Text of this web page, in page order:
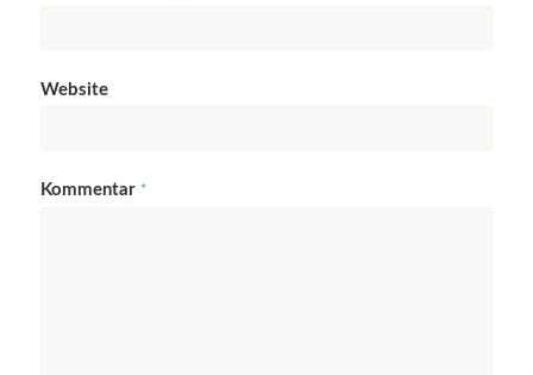
Website
Kommentar *